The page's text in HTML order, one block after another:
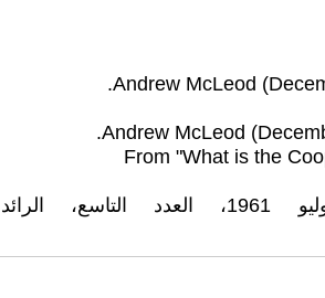
Andrew McLeod
From "What is the